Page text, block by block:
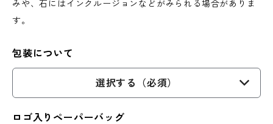
みや、石にはインクルージョンなどがみられる場合がありま
す。
包装について
選択する（必須）
ロゴ入りペーパーバッグ